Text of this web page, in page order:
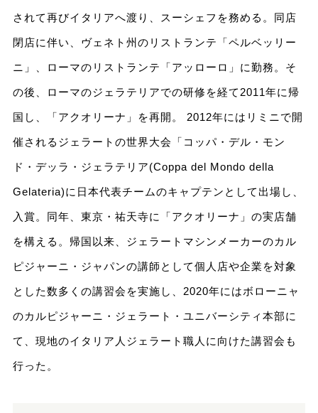
されて再びイタリアへ渡り、スーシェフを務める。同店
閉店に伴い、ヴェネト州のリストランテ「ペルベッリー
ニ」、ローマのリストランテ「アッローロ」に勤務。そ
の後、ローマのジェラテリアでの研修を経て2011年に帰
国し、「アクオリーナ」を再開。 2012年にはリミニで開
催されるジェラートの世界大会「コッパ・デル・モン
ド・デッラ・ジェラテリア(Coppa del Mondo della
Gelateria)に日本代表チームのキャプテンとして出場し、
入賞。同年、東京・祐天寺に「アクオリーナ」の実店舗
を構える。帰国以来、ジェラートマシンメーカーのカル
ピジャーニ・ジャパンの講師として個人店や企業を対象
とした数多くの講習会を実施し、2020年にはボローニャ
のカルピジャーニ・ジェラート・ユニバーシティ本部に
て、現地のイタリア人ジェラート職人に向けた講習会も
行った。